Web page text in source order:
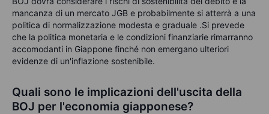
mancanza di un mercato JGB e probabilmente si atterrà a una
politica di normalizzazione modesta e graduale .Si prevede
che la politica monetaria e le condizioni finanziarie rimarranno
accomodanti in Giappone finché non emergano ulteriori
evidenze di un'inflazione sostenibile.
Quali sono le implicazioni dell'uscita della
BOJ per l'economia giapponese?